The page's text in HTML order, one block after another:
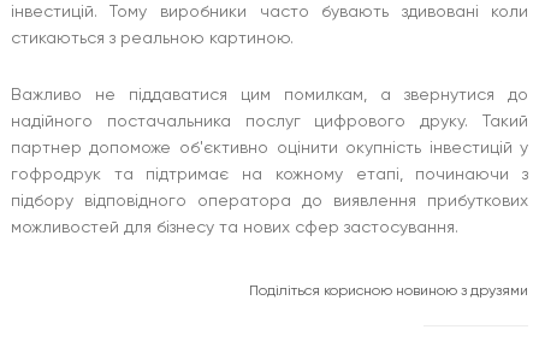
інвестицій. Тому виробники часто бувають здивовані коли
стикаються з реальною картиною.
Важливо не піддаватися цим помилкам, а звернутися до
надійного постачальника послуг цифрового друку. Такий
партнер допоможе об'єктивно оцінити окупність інвестицій у
гофродрук та підтримає на кожному етапі, починаючи з
підбору відповідного оператора до виявлення прибуткових
можливостей для бізнесу та нових сфер застосування.
Поділіться корисною новиною з друзями